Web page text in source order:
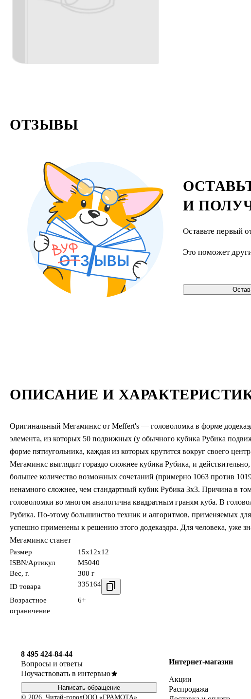
ОПИСАНИЕ И
Оригинальный Мегаминкс от Meffert's — головоломка в форме
элемента, из которых 50 подвижных (у обычного кубика Рубика
форме пятиугольника, каждая из которых крутится вокруг своего
Мегаминкс выглядит гораздо сложнее кубика Рубика, и
большее количество возможных сочетаний (примерно 1063 против
ненамного сложнее, чем стандартный кубик Рубика 3x3. Причина в
головоломки во многом аналогична квадратным граням куба. В
Рубика. По-этому большинство техник и алгоритмов, применяемых
успешно применены к решению этого додекаэдра. Для человека, уже
Мегаминкс станет
Размер
15x12x12
ISBN/Артикул
M5040
Вес, г.
300 г
ID товара
335164
Возрастное
ограничение
6+
ОТЗЫВЫ
И
Оставьте первый
Это поможет
8 495 424-84-44
Вопросы и ответы
Поучаствовать в интервью
Написать обращение
© 2026, Читай-городООО «ГРАМОТА»
Интернет-магазин
Акции
Распродажа